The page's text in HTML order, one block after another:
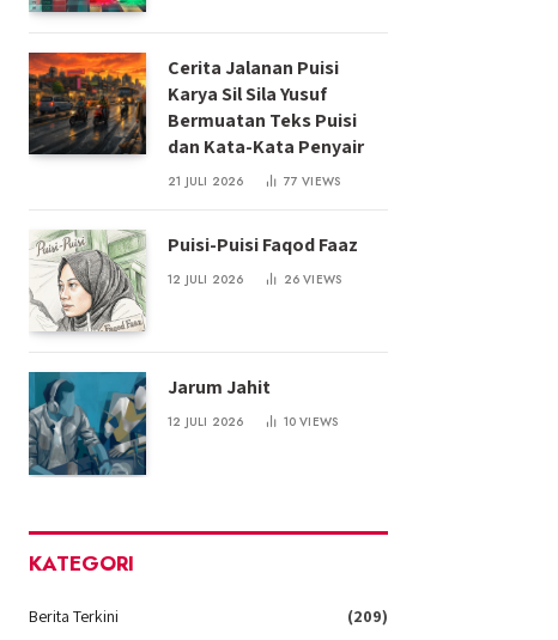
Cerita Jalanan Puisi
Karya Sil Sila Yusuf
Bermuatan Teks Puisi
dan Kata-Kata Penyair
21 JULI 2026 77VIEWS
Puisi-Puisi Faqod Faaz
12 JULI 2026 26VIEWS
Jarum Jahit
12 JULI 2026 10VIEWS
KATEGORI
Berita Terkini
(209)